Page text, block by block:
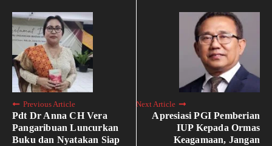
Previous Article
Pdt Dr Anna CH Vera
Pangaribuan Luncurkan
Buku dan Nyatakan Siap
Next Article
Apresiasi PGI Pemberian
IUP Kepada Ormas
Keagamaan, Jangan